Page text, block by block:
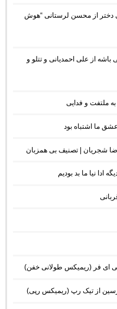
دختر از محسن لرستانی “هوش
از علی احمدیانی و تتلو و
به ملتفت و فدایی
ما اشتباه بود
شجریان | تصنیف بی همزبان
ادا نیا ما بد بودیم
از تیک رپ (ریمیکس رپی)